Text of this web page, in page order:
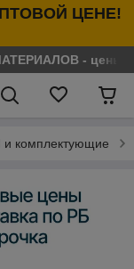
ЦЕНЕ!
- цены
комплектующие